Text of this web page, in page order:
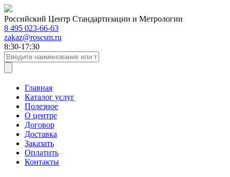
Российский Центр Стандартизации и Метрологии
8 495 023-66-63
zakaz@roscsm.ru
8:30-17:30
Главная
Каталог услуг
Полезное
О центре
Договор
Доставка
Заказать
Оплатить
Контакты